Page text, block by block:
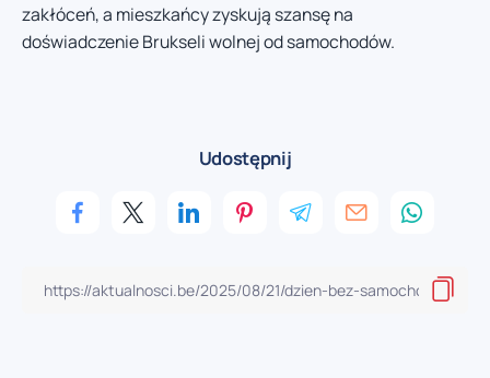
zakłóceń, a mieszkańcy zyskują szansę na
doświadczenie Brukseli wolnej od samochodów.
Udostępnij